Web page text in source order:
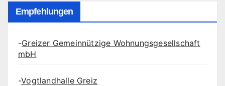
Empfehlungen
-Greizer Gemeinnützige Wohnungsgesellschaft
mbH
-Vogtlandhalle Greiz